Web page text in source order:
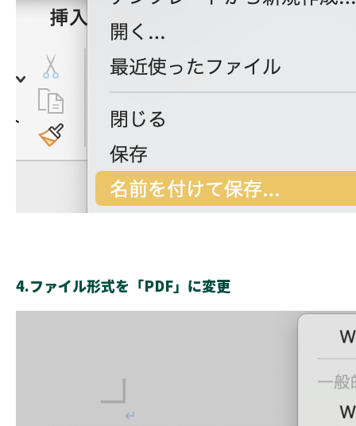
4.ファイル形式を「PDF」に変更